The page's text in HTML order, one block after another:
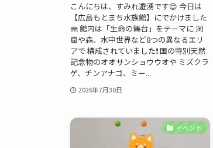
こんにちは、すみれ遊湧です😊 今日は
【広島もとまち水族館】にでかけました
🪼 館内は「生命の舞台」をテーマに 洞
窟や森、水中世界など8つの異なるエリ
アで 構成されていました❗ 国の特別天然
記念物のオオサンショウウオや ミズクラ
ゲ、チンアナゴ、ミー...
2026年7月30日
イベント